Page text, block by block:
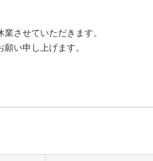
させていただきます。
い申し上げます。